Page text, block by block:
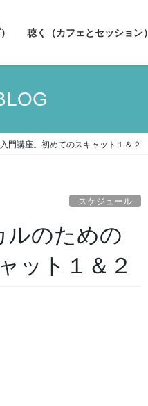
聴く（カフェとセッション）
講座。初めてのスキャット１＆２
スケジュール
のための
ット１＆２